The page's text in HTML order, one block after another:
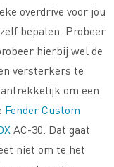
overdrive voor jou
bepalen. Probeer
hierbij wel de
versterkers te
om een
Fender Custom
AC-30. Dat gaat
niet om te het